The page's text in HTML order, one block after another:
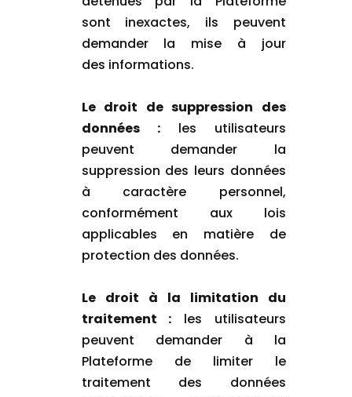
sont inexactes, ils peuvent
demander la mise à jour
des informations.
Le droit de suppression des
données :les utilisateurs
peuvent demander la
suppression des leurs données
à caractère personnel,
conformément aux lois
applicables en matière de
protection des données.
Le droit à la limitation du
traitement : les utilisateurs
peuvent demander à la
Plateforme de limiter le
traitement des données